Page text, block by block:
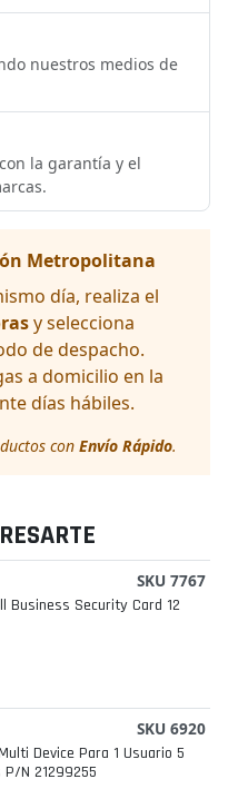
nuestros medios de
la garantía y el
Metropolitana
día, realiza el
y selecciona
de despacho.
a domicilio en la
días hábiles.
con Envío Rápido.
SKU 7767
Business Security Card 12
SKU 6920
Device Para 1 Usuario 5
P/n 21299255